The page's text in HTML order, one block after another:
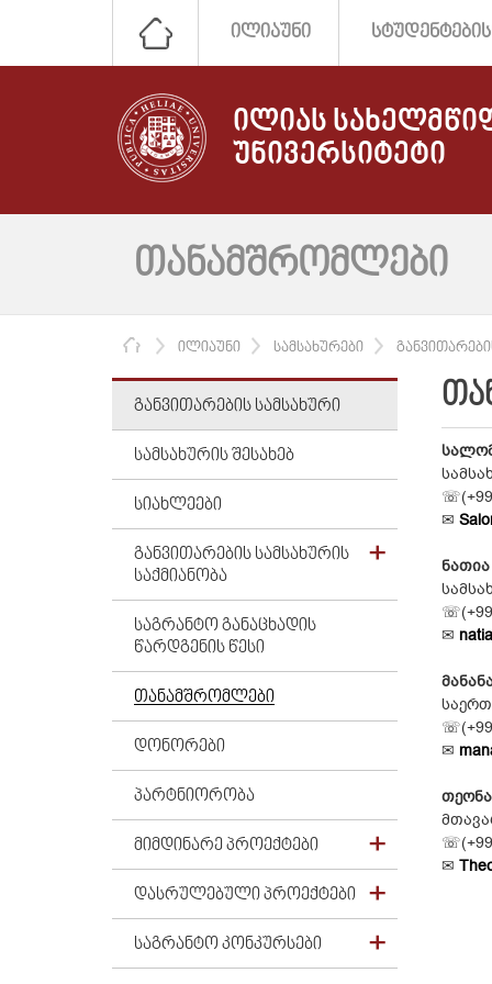
ᲘᲚᲘᲐᲣᲜᲘ
ᲘᲚᲘᲐᲡ
ᲣᲜᲘᲕᲔᲠᲡᲘᲢᲔᲢᲘ
ᲗᲐᲜᲐᲛᲨᲠᲝᲛᲚᲔᲑᲘ
ᲛᲗᲐᲕᲐᲠᲘ
ᲘᲚᲘᲐᲣᲜᲘ ᲡᲐᲛᲡᲐᲮᲣᲠᲔᲑᲘ
ᲒᲐᲜᲕᲘᲗᲐᲠᲔᲑᲘᲡ ᲡᲐᲛᲡᲐᲮᲣᲠᲘ
ᲡᲐᲛᲡᲐᲮᲣᲠᲘᲡ ᲨᲔᲡᲐᲮᲔᲑ
ᲡᲘᲐᲮᲚᲔᲔᲑᲘ
ᲒᲐᲜᲕᲘᲗᲐᲠᲔᲑᲘᲡ ᲡᲐᲛᲡᲐᲮᲣᲠᲘᲡ
ᲡᲐᲥᲛᲘᲐᲜᲝᲑᲐ
ᲡᲐᲒᲠᲐᲜᲢᲝ ᲒᲐᲜᲐᲪᲮᲐᲓᲘᲡ
ᲬᲐᲠᲓᲒᲔᲜᲘᲡ ᲬᲔᲡᲘ
ᲗᲐᲜᲐᲛᲨᲠᲝᲛᲚᲔᲑᲘ
ᲓᲝᲜᲝᲠᲔᲑᲘ
ᲞᲐᲠᲢᲜᲘᲝᲠᲝᲑᲐ
ᲛᲘᲛᲓᲘᲜᲐᲠᲔ ᲞᲠᲝᲔᲥᲢᲔᲑᲘ
ᲓᲐᲡᲠᲣᲚᲔᲑᲣᲚᲘ ᲞᲠᲝᲔᲥᲢᲔᲑᲘ
ᲡᲐᲒᲠᲐᲜᲢᲝ ᲙᲝᲜᲙᲣᲠᲡᲔᲑᲘ
✉
✉
✉
✉